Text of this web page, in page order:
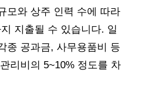
모와 상주 인력 수에 따라
지출될 수 있습니다. 일
종 공과금, 사무용품비 등
리비의 5~10% 정도를 차